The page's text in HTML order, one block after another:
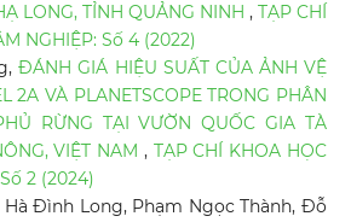
LONG, TỈNH QUẢNG NINH,TẠP CHÍ
NGHIỆP: Số 4 (2022)
ĐÁNH GIÁ HIỆU SUẤT CỦA ẢNH VỆ
2A VÀ PLANETSCOPE TRONG PHÂN
RỪNG TẠI VƯỜN QUỐC GIA TÀ
VIỆT NAM , TẠP CHÍ KHOA HỌC
2 (2024)
Hà Đình Long, Phạm Ngọc Thành, Đỗ